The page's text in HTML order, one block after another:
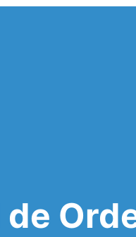
de